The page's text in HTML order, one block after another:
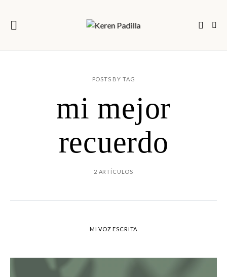
POSTS BY TAG
mi mejor
recuerdo
2 ARTÍCULOS
MI VOZ ESCRITA